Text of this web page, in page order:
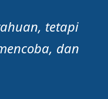
tetapi
dan